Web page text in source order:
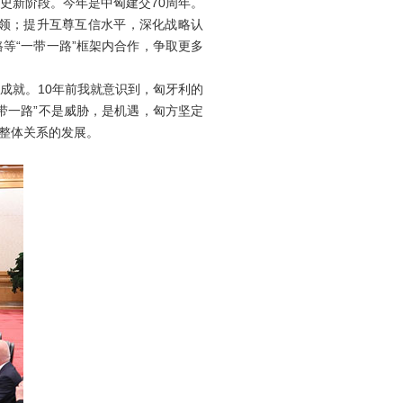
；提升互尊互信水平，深化战略认
“一带一路”框架内合作，争取更多
。10年前我就意识到，匈牙利的
路”不是威胁，是机遇，匈方坚定
体关系的发展。